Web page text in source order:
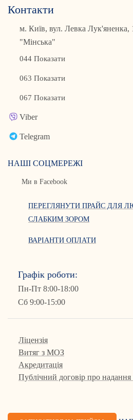
Графік роботи:
Пн-Пт 8:00-18:00
Сб 9:00-15:00
Ліцензія
Витяг з МОЗ
Акредитація
Публічний договір про
Контакти
м. Київ, вул. Левка Лук'яненка,
"Мінська"
044 Показати
063 Показати
067 Показати
Viber
Telegram
НАШІ СОЦМЕРЕЖІ
Ми в Facebook
ПЕРЕГЛЯНУТИ ПРАЙС ДЛЯ
СЛАБКИМ ЗОРОМ
ВАРІАНТИ ОПЛАТИ